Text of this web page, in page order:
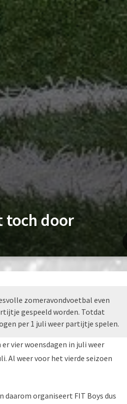
toch door
zomeravondvoetbal even
gespeeld worden. Totdat
per 1 juli weer partijtje spelen.
vier woensdagen in juli weer
Al weer voor het vierde seizoen
daarom organiseert FIT Boys dus